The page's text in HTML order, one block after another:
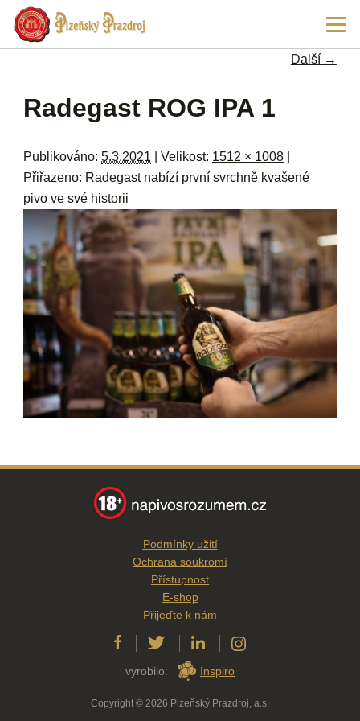
Další →
Radegast ROG IPA 1
Publikováno:5.3.2021 | Velikost: 1512 × 1008
Přiřazeno: Radegast nabízí první svrchně kvašené
pivo ve své historii
Podmínky užití
Ochrana soukromí
Přístupnost
E-shop
Přijeďte k nám
vyrobilo: Inspiro
Copyright © 2026 Plzeňský Prazdroj, a.s.